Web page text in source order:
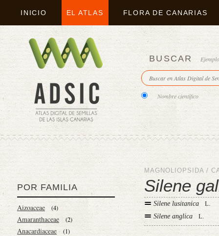
INICIO EL ATLAS FLORA DE CANARIAS
BUSCAR
Nombre científico
POR FAMILIA
Aizoaceae (4)
Amaranthaceae (2)
Anacardiaceae (1)
MAGNOLIOPSIDA /
Silene
Silene lusitanica
L.
Silene anglica
L.